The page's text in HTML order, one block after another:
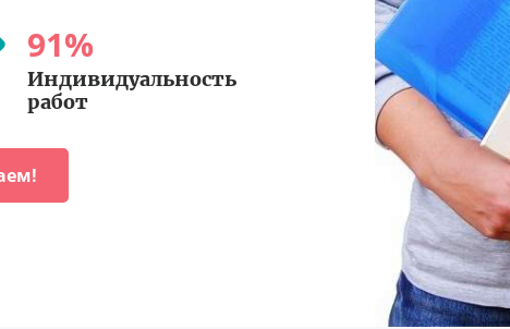
91%
Индивидуальность
работ